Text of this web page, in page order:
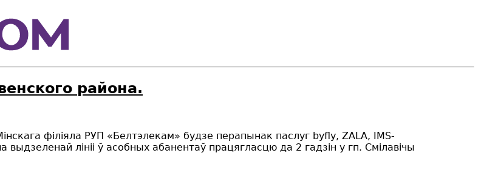
района.
філіяла РУП «Белтэлекам» будзе перапынак паслуг byfly, ZALA, IMS-
выдзеленай лiнii ў асобных абанентаў працягласцю да 2 гадзiн у гп. Смілавічы